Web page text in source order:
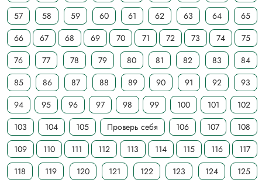
57
58 59 60 61 62 63 64
65
66
67 68 69 70 71 72 73 74
75
76
77 78 79 80 81 82 83
84
85
86 87 88 89 90 91 92
93
94
95 96 97 98 99 100 101
102
103
104 105 Проверь себя 106 107
108
109
110 111 112 113 114 115 116
117
118
119 120 121 122 123 124
125